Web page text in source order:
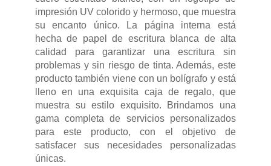
impresión UV colorido y hermoso, que muestra
su encanto único. La página interna está
hecha de papel de escritura blanca de alta
calidad para garantizar una escritura sin
problemas y sin riesgo de tinta. Además, este
producto también viene con un bolígrafo y está
lleno en una exquisita caja de regalo, que
muestra su estilo exquisito. Brindamos una
gama completa de servicios personalizados
para este producto, con el objetivo de
satisfacer sus necesidades personalizadas
únicas.